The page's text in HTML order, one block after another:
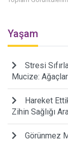
Yaşam
Stresi
Mucize:
Hareket
Zihin Sağlığı
Görünmez